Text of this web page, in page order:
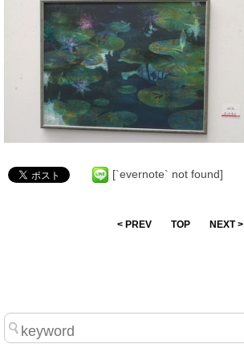
[`evernote` not found]
< PREV TOP NEXT >